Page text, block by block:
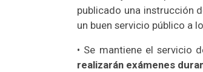
publicado una instrucción
un buen servicio público a
• Se mantiene el servicio
realizarán exámenes